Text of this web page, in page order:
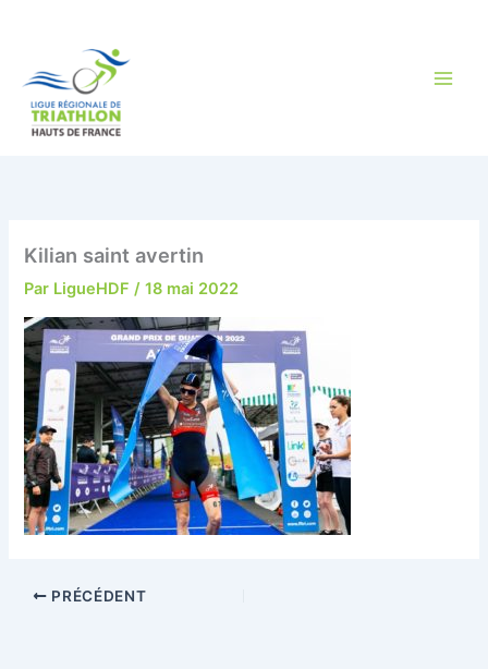
Kilian saint avertin
Par LigueHDF/18 mai 2022
PRÉCÉDENT